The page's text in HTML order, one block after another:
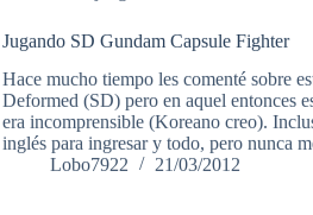
Jugando SD Gundam Capsule Fighter
Hace mucho tiempo les comenté sobre
Deformed (SD) pero en aquel entonces
era incomprensible (Koreano creo).
inglés para ingresar y todo, pero nunca
Lobo7922
21/03/2012